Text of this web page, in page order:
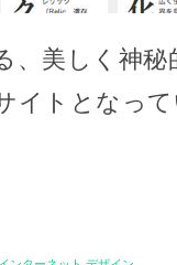
、美しく神秘
イトとなっ